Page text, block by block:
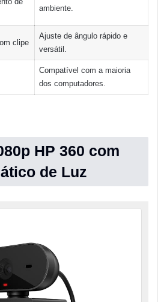
ambiente.
clipe
Ajuste de ângulo rápido e
versátil.
Compatível com a maioria
dos computadores.
HP 360 com
de Luz